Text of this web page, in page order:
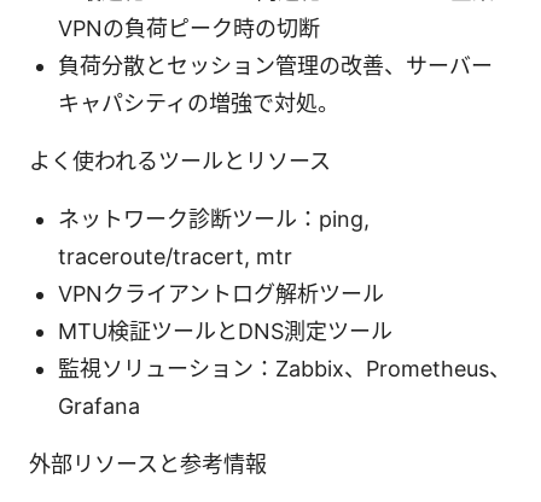
VPNの負荷ピーク時の切断
負荷分散とセッション管理の改善、サーバー
キャパシティの増強で対処。
よく使われるツールとリソース
ネットワーク診断ツール：ping,
traceroute/tracert, mtr
VPNクライアントログ解析ツール
MTU検証ツールとDNS測定ツール
監視ソリューション：Zabbix、Prometheus、
Grafana
外部リソースと参考情報